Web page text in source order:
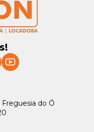
Freguesia do Ó